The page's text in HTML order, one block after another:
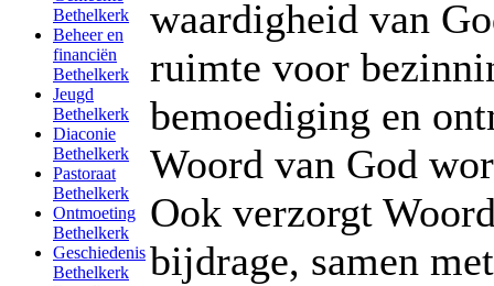
Bethelkerk
Beheer en
financiën
Bethelkerk
Jeugd
Bethelkerk
Diaconie
Bethelkerk
Pastoraat
Bethelkerk
Ontmoeting
Bethelkerk
Geschiedenis
Bethelkerk
waardigheid van
ruimte voor
bemoediging en
Woord van God
Ook verzorgt
bijdrage, samen